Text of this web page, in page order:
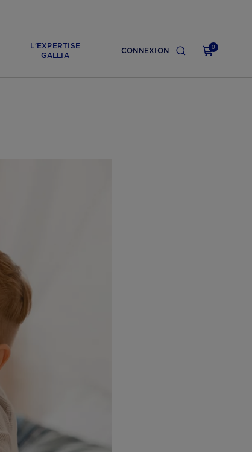
CONNEXION 0
L'EXPERTISE
GALLIA